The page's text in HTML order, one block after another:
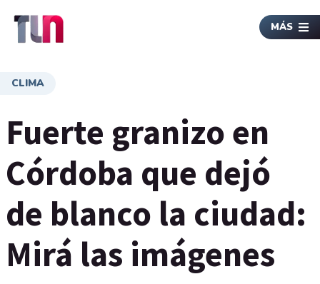
MÁS
CLIMA
Fuerte granizo en
Córdoba que dejó
de blanco la ciudad:
Mirá las imágenes